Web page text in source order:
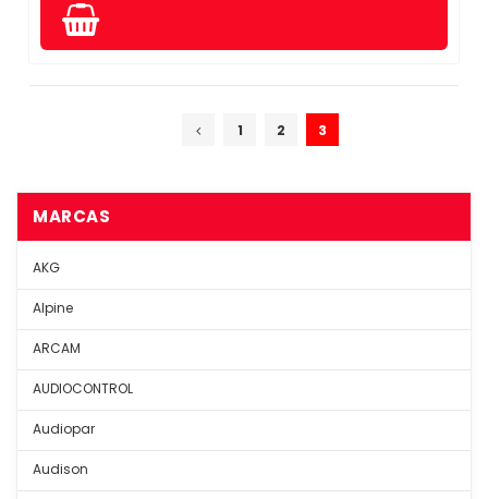
1 2 3
MARCAS
AKG
Alpine
ARCAM
AUDIOCONTROL
Audiopar
Audison